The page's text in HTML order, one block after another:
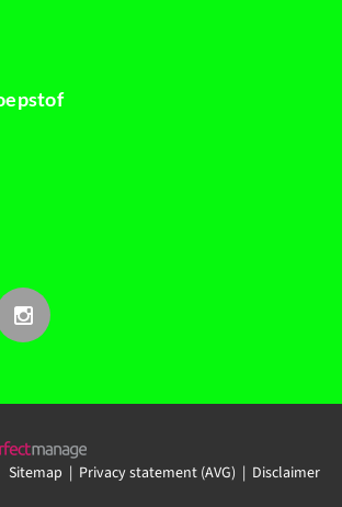
| Disclaimer
Privacy statement (AVG)
Sitemap |